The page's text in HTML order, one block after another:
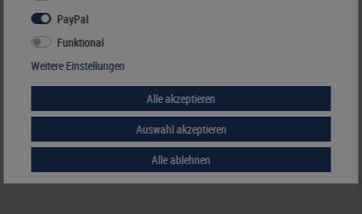
PREMIUM DECK BOX mit Magnetverschluss für Sammelkarten mit oder
ohne Schutzhülle
16,90 €*
Best.Nummer 8850
PayPal
Funktional
Weitere Einstellungen
Alle akzeptieren
Auswahl akzeptieren
Alle ablehnen